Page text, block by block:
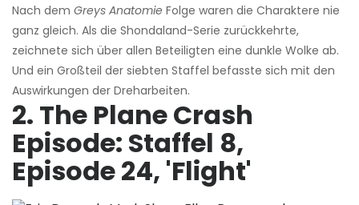
Nach dem Greys Anatomie Folge waren die Charaktere nie
ganz gleich. Als die Shondaland-Serie zurückkehrte,
zeichnete sich über allen Beteiligten eine dunkle Wolke ab.
Und ein Großteil der siebten Staffel befasste sich mit den
Auswirkungen der Dreharbeiten.
2. The Plane Crash
Episode: Staffel 8,
Episode 24, 'Flight'